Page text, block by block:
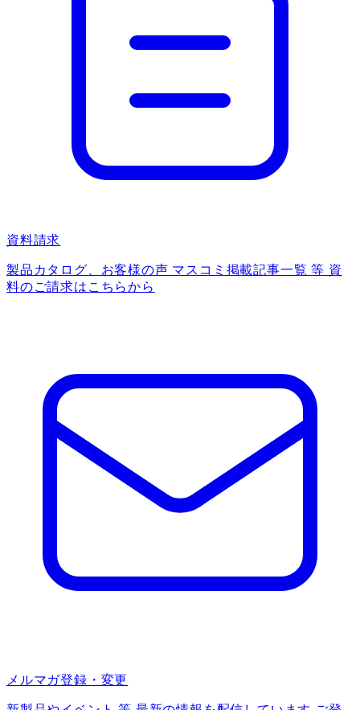
資料請求
製品カタログ、お客様の声 マスコミ掲載記事一覧 等 資
料のご請求はこちらから
メルマガ登録・変更